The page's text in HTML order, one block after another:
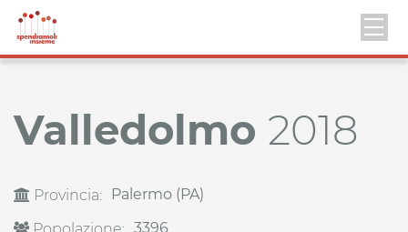
Valledolmo 2018
Provincia:
Palermo (PA)
3396